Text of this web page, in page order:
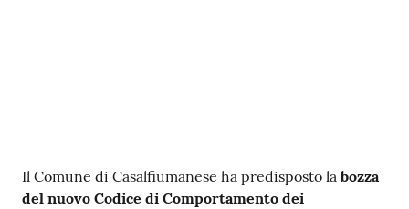
Contenuto
Il Comune di Casalfiumanese ha predisposto la bozza
del nuovo Codice di Comportamento dei